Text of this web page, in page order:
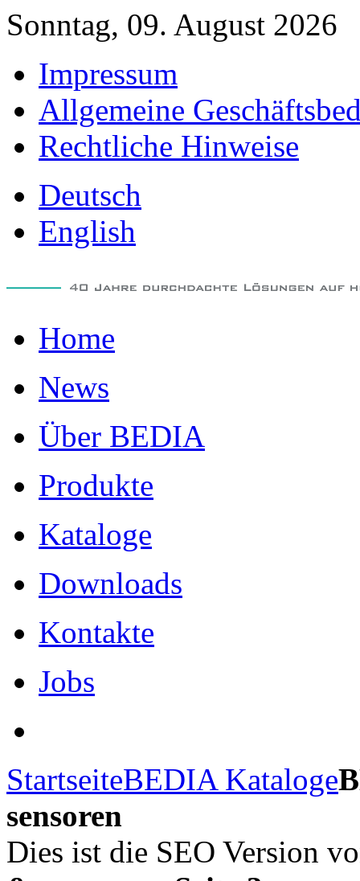
Sonntag, 09. August 2026
Impressum
Allgemeine
Rechtliche Hinweise
Deutsch
English
Home
News
Über BEDIA
Produkte
Kataloge
Downloads
Kontakte
Jobs
StartseiteBEDIA Kataloge
sensoren
Dies ist die SEO Version